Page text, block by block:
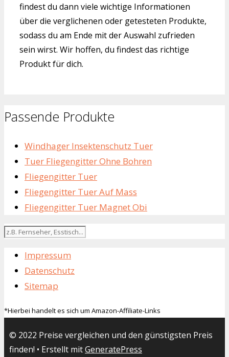
findest du dann viele wichtige Informationen
über die verglichenen oder getesteten Produkte,
sodass du am Ende mit der Auswahl zufrieden
sein wirst. Wir hoffen, du findest das richtige
Produkt für dich.
Passende Produkte
Windhager Insektenschutz Tuer
Tuer Fliegengitter Ohne Bohren
Fliegengitter Tuer
Fliegengitter Tuer Auf Mass
Fliegengitter Tuer Magnet Obi
Impressum
Datenschutz
Sitemap
*Hierbei handelt es sich um Amazon-Affiliate-Links
© 2022 Preise vergleichen und den günstigsten Preis
finden! • Erstellt mitGeneratePress